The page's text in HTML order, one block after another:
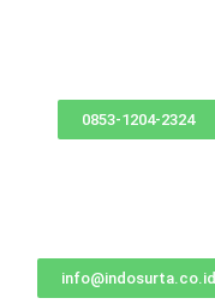
0853-1204-2324
info@indosurta.co.id